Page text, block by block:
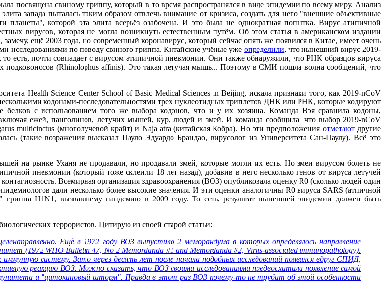
посвящена свиному гриппу, который в то время распространялся в виде эпидемии по всему миру. Анализ
запада пыталась таким образом отвлечь внимание от кризиса, создать для него "внешние объективные
которой эта элита всерьёз озабочена. И это была не однократная попытка. Вирус атипичной
вирусов, которая не могла возникнуть естественным путём. Об этом статья в американском издании
ещё 2003 года, но современный коронавирус, который сейчас опять же появился в Китае, имеет очень
исследованиями по поводу свиного гриппа. Китайские учёные уже определили, что нынешний вирус 2019-
есть, почти совпадает с вирусом атипичной пневмонии. Они также обнаружили, что РНК образцов вируса
подковоносов (Rhinolophus affinis). Это такая летучая мышь... Поэтому в СМИ пошла волна сообщений, что
Health Science Center School of Basic Medical Sciences in Beijing, искала признаки того, как 2019-nCoV
кодонами-последовательностями трех нуклеотидных триплетов ДНК или РНК, которые кодируют
белков с использованием того же выбора кодонов, что и у их хозяина. Команда Вэя сравнила кодоны,
ежей, панголинов, летучих мышей, кур, людей и змей. И команда сообщила, что выбор 2019-nCoV
multicinctus (многолучевой крайт) и Naja atra (китайская Кобра). Но эти предположения отметаютдругие
(такие возражения высказал Пауло Эдуардо Брандао, вирусолог из Университета Сан-Паулу). Всё это
на рынке Уханя не продавали, но продавали змей, которые могли их есть. Но змеи вирусом болеть не
пневмонии (который тоже склеили 18 лет назад), добавив в него несколько генов от вируса летучей
Всемирная организация здравоохранения (ВОЗ) опубликовала оценку R0 (сколько людей один
дали несколько более высокие значения. И эти оценки аналогичны R0 вируса SARS (атпичной
H1N1, вызвавшему пандемию в 2009 году. То есть, результат нынешней эпидемии должен быть
террористов. Цитирую из своей старой статьи:
Ещё в 1972 году ВОЗ выпустило 2 меморандума в которых определялось направление
(1972 WHO Bulletin 47, No 2 Memordanda #1 and Memordanda #2, Virus-associated immunopathology).
систему. Зато через десять лет после начала подобных исследований появился вдруг СПИД,
реакцию ВОЗ. Можно сказать, что ВОЗ своими исследованиями предвосхитила появление самой
и "цитокиновый шторм". Правда в этот раз ВОЗ почему-то не трубит об этой особенности